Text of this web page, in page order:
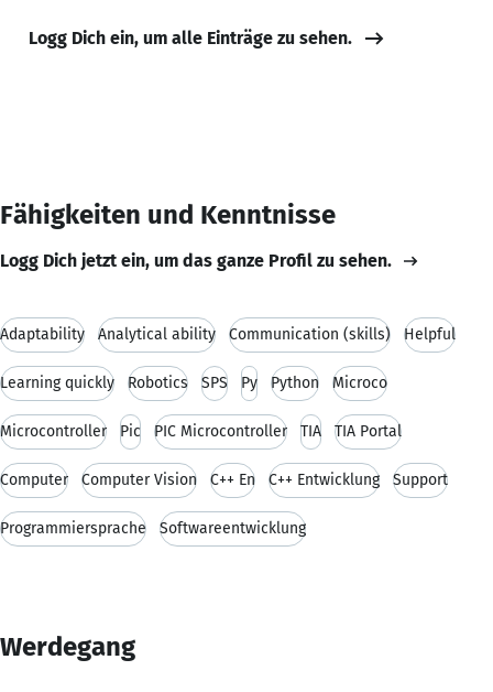
Logg Dich ein, um alle Einträge zu sehen.
Fähigkeiten und Kenntnisse
Logg Dich jetzt ein, um das ganze Profil zu sehen.
Adaptability Analytical ability Communication (skills) Helpful
Learning quickly Robotics SPS Py Python Microco
Microcontroller Pic PIC Microcontroller TIA TIA Portal
Computer Computer Vision C++ En C++ Entwicklung Support
Programmiersprache Softwareentwicklung
Werdegang